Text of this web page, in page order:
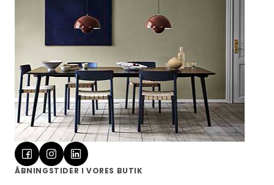
ÅBNINGSTIDER I VORES BUTIK